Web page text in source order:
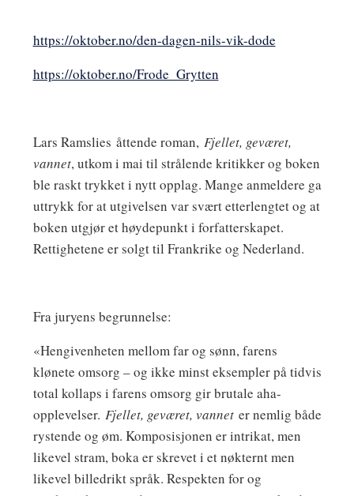
https://oktober.no/den-dagen-nils-vik-dode
https://oktober.no/Frode_Grytten
Lars Ramslies åttende roman, Fjellet, geværet,
vannet, utkom i mai til strålende kritikker og boken
ble raskt trykket i nytt opplag. Mange anmeldere ga
uttrykk for at utgivelsen var svært etterlengtet og at
boken utgjør et høydepunkt i forfatterskapet.
Rettighetene er solgt til Frankrike og Nederland.
Fra juryens begrunnelse:
«Hengivenheten mellom far og sønn, farens
klønete omsorg – og ikke minst eksempler på tidvis
total kollaps i farens omsorg gir brutale aha-
opplevelser. Fjellet, geværet, vanneter nemlig både
rystende og øm. Komposisjonen er intrikat, men
likevel stram, boka er skrevet i et nøkternt men
likevel billedrikt språk. Respekten for og